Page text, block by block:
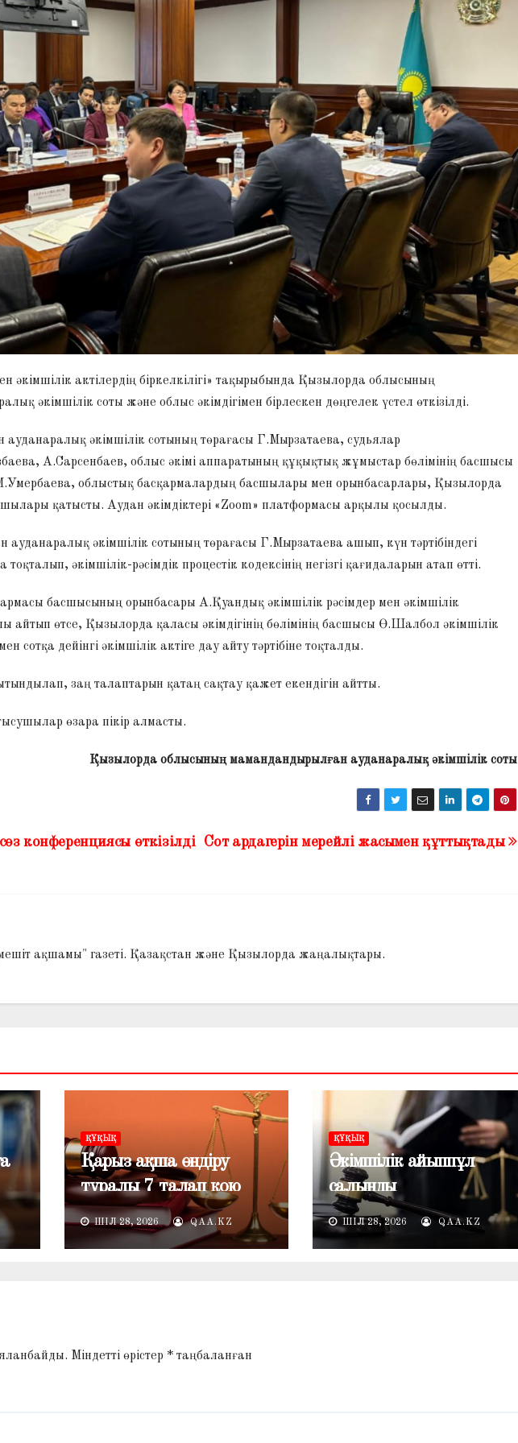
әкімшілік актілердің біркелкілігі» тақырыбында Қызылорда облысының
әкімшілік соты және облыс әкімдігімен бірлескен дөңгелек үстел өткізілді.
әкімшілік сотының төрағасы Г.Мырзатаева, судьялар
А.Сарсенбаев, облыс әкімі аппаратының құқықтық жұмыстар бөлімінің басшысы
облыстық басқармалардың басшылары мен орынбасарлары, Қызылорда
қатысты. Аудан әкімдіктері «Zoom» платформасы арқылы қосылды.
әкімшілік сотының төрағасы Г.Мырзатаева ашып, күн тәртібіндегі
әкімшілік-рәсімдік процестік кодексінің негізгі қағидаларын атап өтті.
басшысының орынбасары А.Қуандық әкімшілік рәсімдер мен әкімшілік
айтып өтсе, Қызылорда қаласы әкімдігінің бөлімінің басшысы Ө.Шалбол әкімшілік
сотқа дейінгі әкімшілік актіге дау айту тәртібіне тоқталды.
заң талаптарын қатаң сақтау қажет екендігін айтты.
өзара пікір алмасты.
Қызылорда облысының мамандандырылған ауданаралық әкімшілік соты
Сот ардагерін мерейлі жасымен құттықтады
конференциясы өткізілді
ақшамы" газеті. Қазақстан және Қызылорда жаңалықтары.
ҚҰҚЫҚ
Қарыз ақша өндіру
туралы 7 талап қою
сотқа дейінгі хаттама
тәртібімен реттелді
ШІЛ 28, 2026 QAA.KZ
ҚҰҚЫҚ
Әкімшілік айыппұл
салынды
ШІЛ 28, 2026 QAA.KZ
Міндетті өрістер * таңбаланған